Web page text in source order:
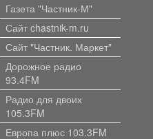
Газета "Частник-М"
Сайт chastnik-m.ru
Сайт "Частник. Маркет"
Дорожное радио
93.4FM
Радио для двоих
105.3FM
Европа плюс 103.3FM